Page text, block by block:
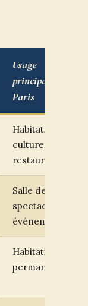
Usage
principal à
Paris
Habitation,
culture,
restaurant
Salle de
spectacle,
événementiel
Habitation
permanente